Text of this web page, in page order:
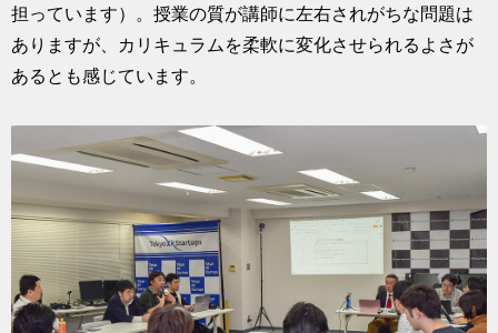
担っています）。授業の質が講師に左右されがちな問題は
ありますが、カリキュラムを柔軟に変化させられるよさが
あるとも感じています。